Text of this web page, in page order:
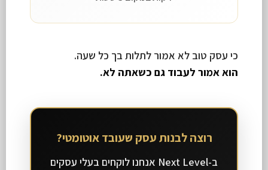
כי עסק טוב לא אמור לתלות בך כל שעה.
הוא אמור לעבוד גם כשאתה לא.
רוצה לבנות עסק שעובד אוטומטי?
ב-Next Level אנחנו לוקחים בעלי עסקים